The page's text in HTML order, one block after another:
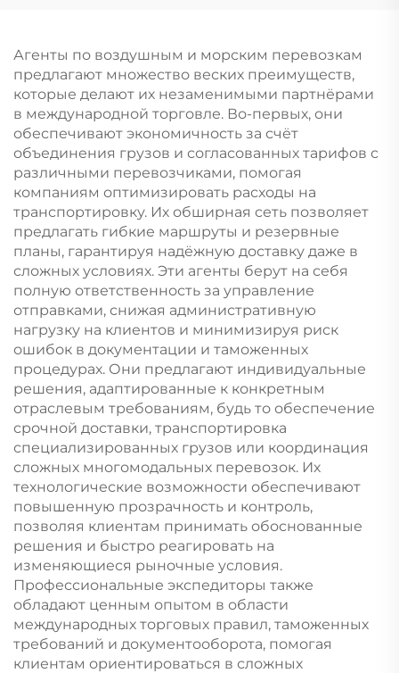
Агенты по воздушным и морским перевозкам
предлагают множество веских преимуществ,
которые делают их незаменимыми партнёрами
в международной торговле. Во-первых, они
обеспечивают экономичность за счёт
объединения грузов и согласованных тарифов с
различными перевозчиками, помогая
компаниям оптимизировать расходы на
транспортировку. Их обширная сеть позволяет
предлагать гибкие маршруты и резервные
планы, гарантируя надёжную доставку даже в
сложных условиях. Эти агенты берут на себя
полную ответственность за управление
отправками, снижая административную
нагрузку на клиентов и минимизируя риск
ошибок в документации и таможенных
процедурах. Они предлагают индивидуальные
решения, адаптированные к конкретным
отраслевым требованиям, будь то обеспечение
срочной доставки, транспортировка
специализированных грузов или координация
сложных многомодальных перевозок. Их
технологические возможности обеспечивают
повышенную прозрачность и контроль,
позволяя клиентам принимать обоснованные
решения и быстро реагировать на
изменяющиеся рыночные условия.
Профессиональные экспедиторы также
обладают ценным опытом в области
международных торговых правил, таможенных
требований и документооборота, помогая
клиентам ориентироваться в сложных